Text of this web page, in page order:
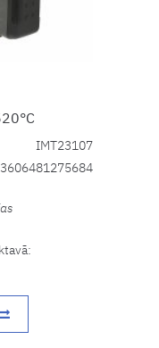
IMT23107
3606481275684